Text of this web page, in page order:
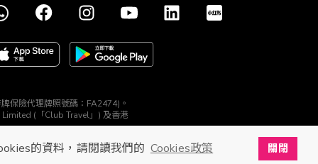
的資料，請閱讀我們的 Cookies政策 關閉
保險代理牌照號碼：FA2474)。
(「Club Travel」) 及香港